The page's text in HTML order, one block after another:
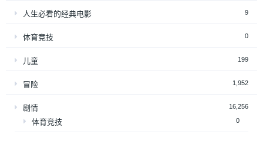
人生必看的经典电影 9
体育竞技 0
儿童 199
冒险 1,952
剧情 16,256
体育竞技 0